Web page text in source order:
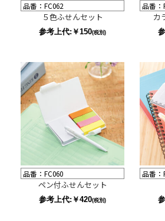
品番：FC062
５色ふせんセット
参考上代:￥150(税別)
品番：
カ
品番：FC060
ペン付ふせんセット
参考上代:￥420(税別)
品番：